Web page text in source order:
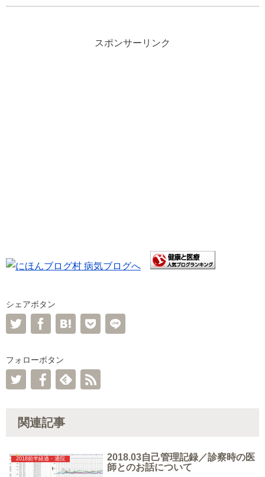
スポンサーリンク
シェアボタン
フォローボタン
関連記事
2018前半経過・通院
2018.03自己管理記録／診察時の医
師とのお話について